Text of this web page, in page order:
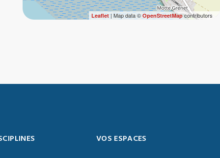
Leaflet| Map data ©OpenStreetMapcontributors
VOS ESPACES